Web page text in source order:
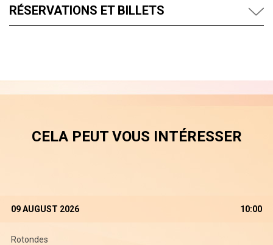
RÉSERVATIONS ET BILLETS
CELA PEUT VOUS INTÉRESSER
09 AUGUST 2026 10:00
Rotondes